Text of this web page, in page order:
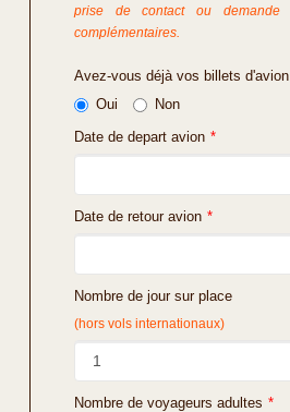
prise de contact ou demande
complémentaires.
Avez-vous déjà vos billets d'avion
Oui
Non
Date de depart avion *
Date de retour avion *
Nombre de jour sur place
(hors vols internationaux)
Nombre de voyageurs adultes *